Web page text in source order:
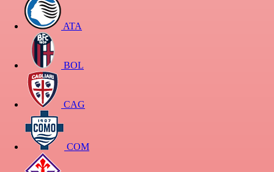
ATA
BOL
CAG
COM